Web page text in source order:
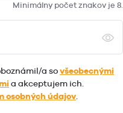
Minimálny počet znakov je 8.
a sovšeobecnými
a akceptujem ich.
osobných údajov